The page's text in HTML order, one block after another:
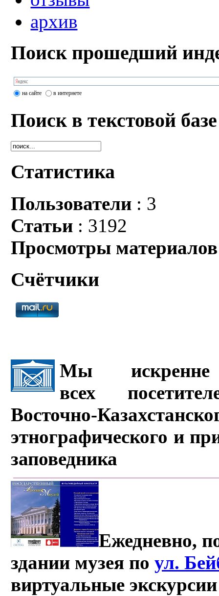
архив
Поиск прошедший
на сайте в интернете
Поиск в текстовой базе
Статистика
Пользователи : 3
Статьи : 3192
Просмотры материалов
Счётчики
Мы искренне
всех
Восточно-
этнографического и
заповедника
Ежедневно,
здании музея поул.
виртуальные